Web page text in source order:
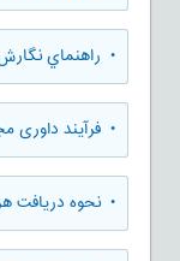
• راهنماي
• فرآیند داوری
• نحوه دریافت